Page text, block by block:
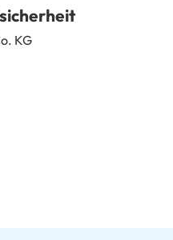
KG